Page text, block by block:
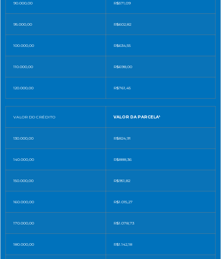
90.000,00 R$571,09
95.000,00 R$602,82
100.000,00 R$634,55
110.000,00 R$698,00
120.000,00 R$761,45
VALOR DO CRÉDITO VALOR DA PARCELA¹
130.000,00 R$824,91
140.000,00 R$888,36
150.000,00 R$951,82
160.000,00 R$1.015,27
170.000,00 R$1.078,73
180.000,00 R$1.142,18